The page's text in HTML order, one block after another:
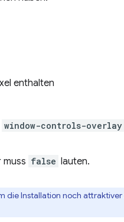
enthalten
window-controls-overlay
false lauten.
die Installation noch attraktiver